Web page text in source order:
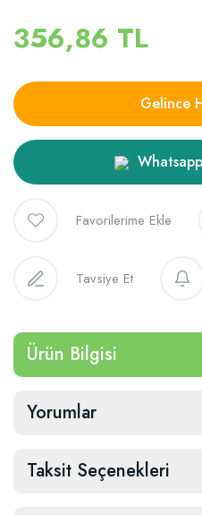
356,86 TL
Gelince
Tavsiye Et
Ürün Bilgisi
Yorumlar
Taksit Seçenekleri